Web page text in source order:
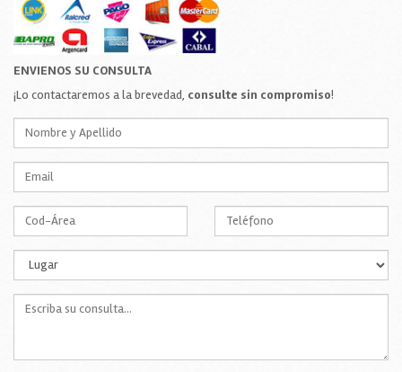
ENVIENOS SU CONSULTA
¡Lo contactaremos a la brevedad, consulte sin compromiso!